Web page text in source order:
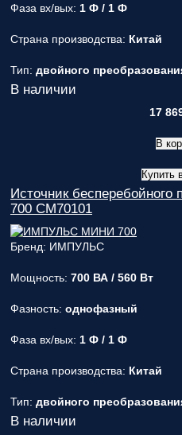
Фаза вх/вых: 1 Ф / 1 Ф
Страна производства: Китай
Тип: двойного
В наличии
17
В
Купить
Источник
700 CM70101
Бренд: ИМПУЛЬС
Мощность: 700 ВА / 560 Вт
Фазность: однофазный
Фаза вх/вых: 1 Ф / 1 Ф
Страна производства: Китай
Тип: двойного
В наличии